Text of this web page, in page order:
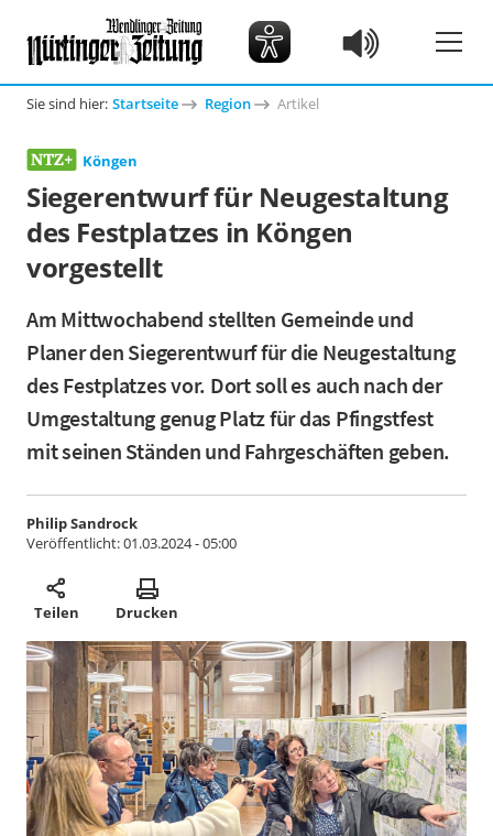
Sie sind hier: Startseite Region Artikel
Köngen
Siegerentwurf für Neugestaltung
des Festplatzes in Köngen
vorgestellt
Am Mittwochabend stellten Gemeinde und
Planer den Siegerentwurf für die Neugestaltung
des Festplatzes vor. Dort soll es auch nach der
Umgestaltung genug Platz für das Pfingstfest
mit seinen Ständen und Fahrgeschäften geben.
Philip Sandrock
Veröffentlicht:01.03.2024 - 05:00
Teilen Drucken